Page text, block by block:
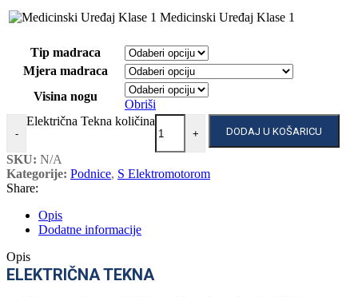
Medicinski Uređaj Klase 1
Tip madraca
Mjera madraca
Visina nogu
Obriši
-
Električna Tekna količina
+ DODAJ U KOŠARICU
SKU: N/A
Kategorije: Podnice, S Elektromotorom
Share:
Opis
Dodatne informacije
Opis
ELEKTRIČNA TEKNA